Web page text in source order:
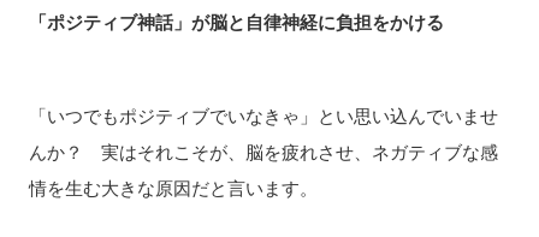
「ポジティブ神話」が脳と自律神経に負担をかける
「いつでもポジティブでいなきゃ」とい思い込んでいませ
んか？ 実はそれこそが、脳を疲れさせ、ネガティブな感
情を生む大きな原因だと言います。